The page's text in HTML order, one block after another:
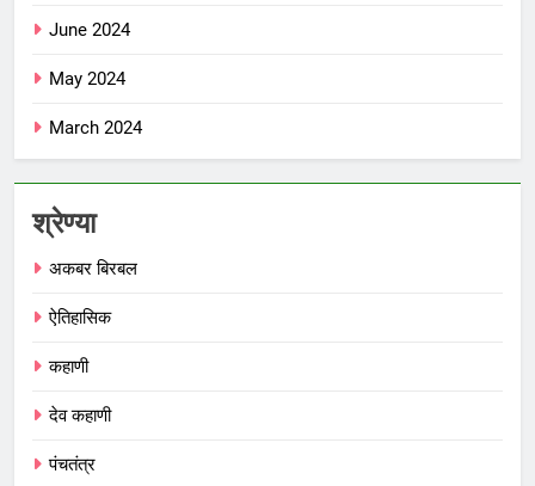
June 2024
May 2024
March 2024
श्रेण्या
अकबर बिरबल
ऐतिहासिक
कहाणी
देव कहाणी
पंचतंत्र